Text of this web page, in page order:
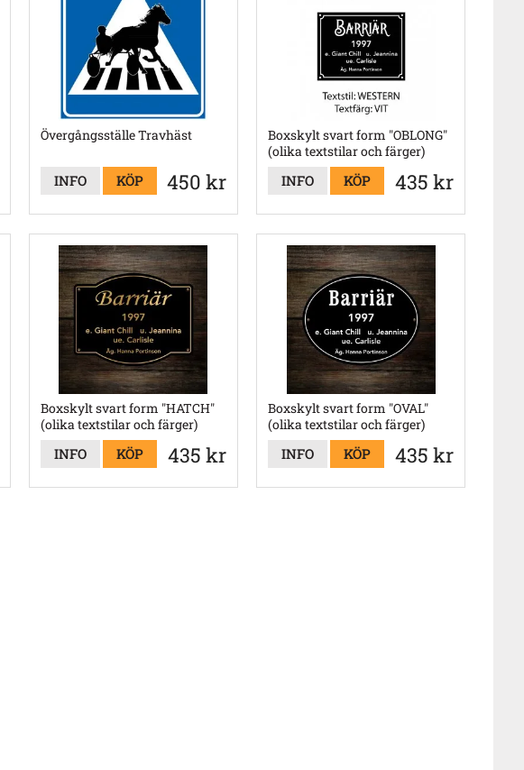
Övergångsställe Travhäst
450 kr
INFO KÖP
Boxskylt svart form "OBLONG"
(olika textstilar och färger)
435 kr
INFO KÖP
Boxskylt svart form "HATCH"
(olika textstilar och färger)
435 kr
INFO KÖP
Boxskylt svart form "OVAL"
(olika textstilar och färger)
435 kr
INFO KÖP